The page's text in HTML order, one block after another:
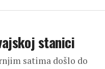
stanici
satima došlo do